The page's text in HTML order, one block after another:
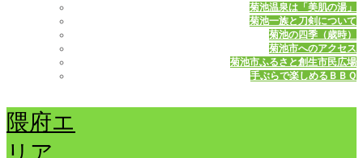
菊池温泉は「美肌の湯」
菊池一族と刀剣について
菊池の四季（歳時）
菊池市へのアクセス
菊池市ふるさと創生市民広場
手ぶらで楽しめるＢＢＱ
隈府エ
リア